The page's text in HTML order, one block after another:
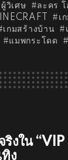
วิเศษ
ละคร
เ
เกมสร้างบ้าน
แมพกระโดด
ริงใน
ง